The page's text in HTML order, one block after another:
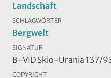
Landschaft
SCHLAGWÖRTER
Bergwelt
SIGNATUR
B-VID Skio-Urania 137/
COPYRIGHT